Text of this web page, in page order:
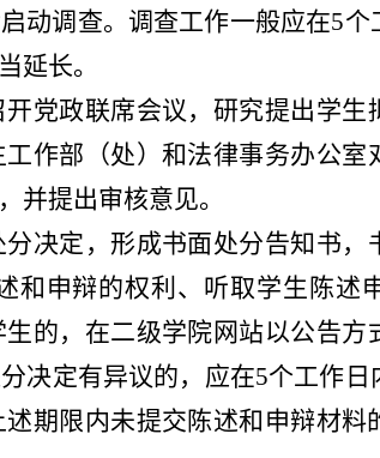
动调查。调查工作一般应在5个
延长。
党政联席会议，研究提出学生
工作部（处）和法律事务办公室
并提出审核意见。
分决定，形成书面处分告知书
和申辩的权利、听取学生陈述
的，在二级学院网站以公告方
决定有异议的， 应在5个工作日
期限内未提交陈述和申辩材料